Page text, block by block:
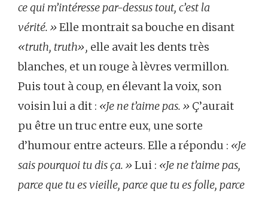
ce qui m’intéresse par-dessus tout, c’est la
vérité.»Elle montrait sa bouche en disant
«truth, truth», elle avait les dents très
blanches, et un rouge à lèvres vermillon.
Puis tout à coup, en élevant la voix, son
voisin lui a dit : «Je ne t’aime pas.» Ç’aurait
pu être un truc entre eux, une sorte
d’humour entre acteurs. Elle a répondu : «Je
sais pourquoi tu dis ça.»Lui : «Je ne t’aime pas,
parce que tu es vieille, parce que tu es folle, parce